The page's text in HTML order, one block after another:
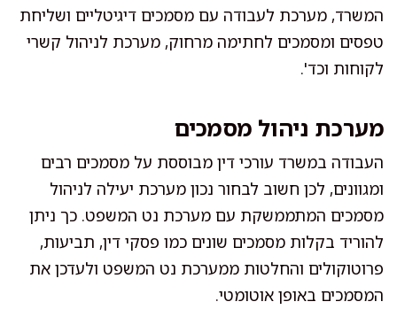
המשרד, מערכת לעבודה עם מסמכים דיגיטליים ושליחת
טפסים ומסמכים לחתימה מרחוק, מערכת לניהול קשרי
לקוחות וכד'.
מערכת ניהול מסמכים
העבודה במשרד עורכי דין מבוססת על מסמכים רבים
ומגוונים, לכן חשוב לבחור נכון מערכת יעילה לניהול
מסמכים המתממשקת עם מערכת נט המשפט. כך ניתן
להוריד בקלות מסמכים שונים כמו פסקי דין, תביעות,
פרוטוקולים והחלטות ממערכת נט המשפט ולעדכן את
המסמכים באופן אוטומטי.